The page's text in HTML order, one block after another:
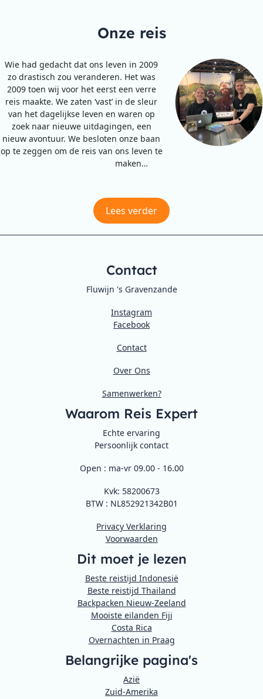
Onze reis
Wie had gedacht dat ons leven in 2009
zo drastisch zou veranderen. Het was
2009 toen wij voor het eerst een verre
reis maakte. We zaten ‘vast’ in de sleur
van het dagelijkse leven en waren op
zoek naar nieuwe uitdagingen, een
nieuw avontuur. We besloten onze baan
op te zeggen om de reis van ons leven te
maken…
Lees verder
Contact
Fluwijn 's Gravenzande
Instagram
Facebook
Contact
Over Ons
Samenwerken?
Waarom Reis Expert
Echte ervaring
Persoonlijk contact
Open : ma-vr 09.00 - 16.00
Kvk: 58200673
BTW : NL852921342B01
Privacy Verklaring
Voorwaarden
Dit moet je lezen
Beste reistijd Indonesië
Beste reistijd Thailand
Backpacken Nieuw-Zeeland
Mooiste eilanden Fiji
Costa Rica
Overnachten in Praag
Belangrijke pagina's
Azië
Zuid-Amerika